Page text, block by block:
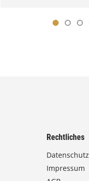
Rechtliches
Datenschutz
Impressum